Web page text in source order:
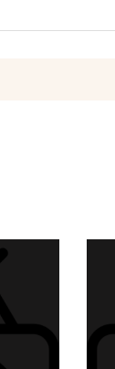
утром –
Как